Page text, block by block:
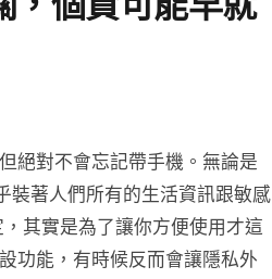
絕對不會忘記帶手機。無論是
裝著人們所有的生活資訊跟敏感
其實是為了讓你方便使用才這
功能，有時候反而會讓隱私外